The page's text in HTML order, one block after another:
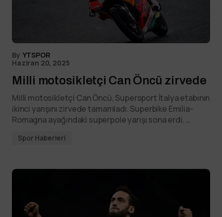
By YTSPOR
Haziran 20, 2025
Milli motosikletçi Can Öncü zirvede
Milli motosikletçi Can Öncü, Supersport İtalya etabının
ikinci yarışını zirvede tamamladı. Superbike Emilia-
Romagna ayağındaki superpole yarışı sona erdi. …
Spor Haberleri